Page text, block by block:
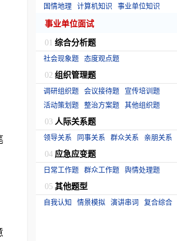
国情地理 计算机知识 事业单位知识
事业单位面试
01 综合分析题
社会现象题 态度观点题
02 组织管理题
调研组织题 会议接待题 宣传培训题
活动策划题 整治方案题 其他组织题
03 人际关系题
领导关系 同事关系 群众关系 亲朋关系
04 应急应变题
日常工作题 群众工作题 舆情处理题
05 其他题型
自我认知 情景模拟 演讲串词 复合综合